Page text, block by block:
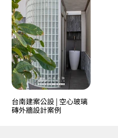
台南建案公設 | 空心玻璃
磚外牆設計案例